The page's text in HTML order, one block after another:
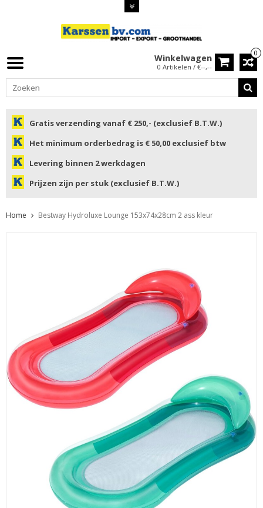
0
Winkelwagen
0 Artikelen / €--,--
Gratis verzending vanaf € 250,- (exclusief B.T.W.)
Het minimum orderbedrag is € 50,00 exclusief btw
Levering binnen 2 werkdagen
Prijzen zijn per stuk (exclusief B.T.W.)
Home Bestway Hydroluxe Lounge 153x74x28cm 2 ass kleur